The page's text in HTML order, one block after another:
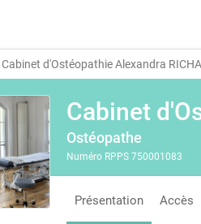
Cabinet d'Ostéopathie Alexandra
Cabinet
Ostéopathe
Numéro RPPS 750001083
Présentation Accès